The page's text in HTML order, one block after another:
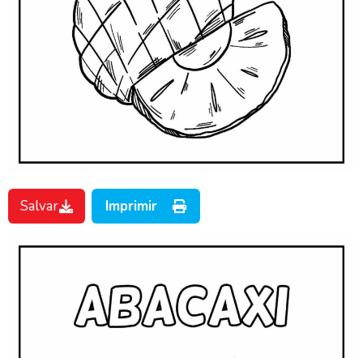
Salvar Imprimir